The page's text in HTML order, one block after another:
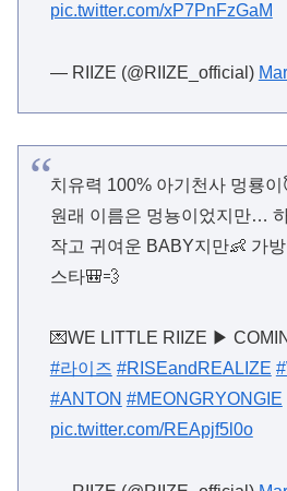
pic.twitter.com/xP7PnFzGaM
— RIIZE (@RIIZE_official)
치유력 100% 아기천사 멍룡이
원래 이름은 멍뇽이었지만…
작고 귀여운 BABY지만👶 가
스타🎒💨
💌WE LITTLE RIIZE ▶
#라이즈 #RISEandREALIZE
#ANTON #MEONGRYONGIE
pic.twitter.com/REApjf5l0o